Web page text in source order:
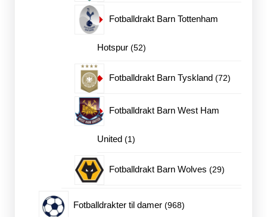
Fotballdrakt Barn Tottenham
Hotspur 5252
produkter
Fotballdrakt Barn Tyskland 7272
Fotballdrakt Barn West Ham
United 11
produkt
Fotballdrakt Barn Wolves 2929
Fotballdrakter til damer 968968